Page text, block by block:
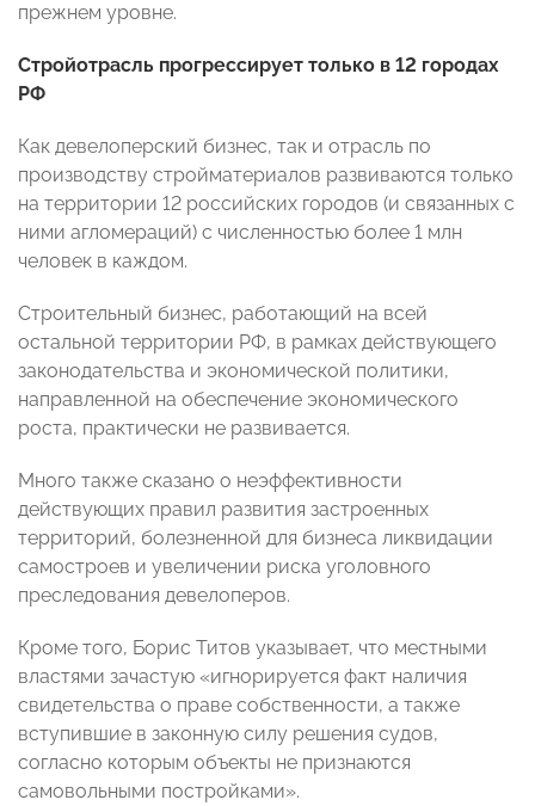
прежнем уровне.
Стройотрасль прогрессирует только в 12 городах
РФ
Как девелоперский бизнес, так и отрасль по
производству стройматериалов развиваются только
на территории 12 российских городов (и связанных с
ними агломераций) с численностью более 1 млн
человек в каждом.
Строительный бизнес, работающий на всей
остальной территории РФ, в рамках действующего
законодательства и экономической политики,
направленной на обеспечение экономического
роста, практически не развивается.
Много также сказано о неэффективности
действующих правил развития застроенных
территорий, болезненной для бизнеса ликвидации
самостроев и увеличении риска уголовного
преследования девелоперов.
Кроме того, Борис Титов указывает, что местными
властями зачастую «игнорируется факт наличия
свидетельства о праве собственности, а также
вступившие в законную силу решения судов,
согласно которым объекты не признаются
самовольными постройками».